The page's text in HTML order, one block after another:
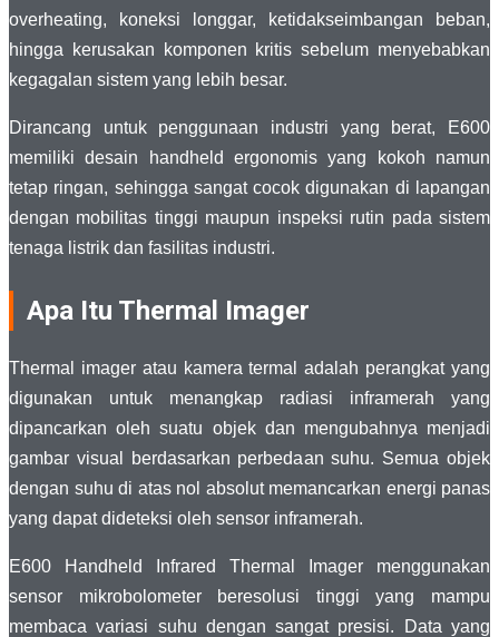
overheating, koneksi longgar, ketidakseimbangan beban,
hingga kerusakan komponen kritis sebelum menyebabkan
kegagalan sistem yang lebih besar.
Dirancang untuk penggunaan industri yang berat, E600
memiliki desain handheld ergonomis yang kokoh namun
tetap ringan, sehingga sangat cocok digunakan di lapangan
dengan mobilitas tinggi maupun inspeksi rutin pada sistem
tenaga listrik dan fasilitas industri.
Apa Itu Thermal Imager
Thermal imager atau kamera termal adalah perangkat yang
digunakan untuk menangkap radiasi inframerah yang
dipancarkan oleh suatu objek dan mengubahnya menjadi
gambar visual berdasarkan perbedaan suhu. Semua objek
dengan suhu di atas nol absolut memancarkan energi panas
yang dapat dideteksi oleh sensor inframerah.
E600 Handheld Infrared Thermal Imager menggunakan
sensor mikrobolometer beresolusi tinggi yang mampu
membaca variasi suhu dengan sangat presisi. Data yang